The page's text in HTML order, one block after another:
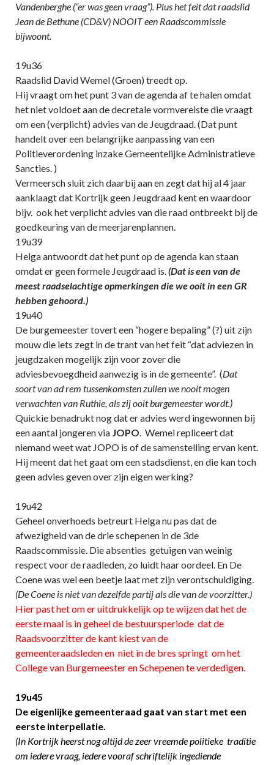
Vandenberghe (“er was geen vraag”). Plus het feit dat raadslid
Jean de Bethune (CD&V) NOOIT een Raadscommissie
bijwoont.
19u36
Raadslid David Wemel (Groen) treedt op.
Hij vraagt om het punt 3 van de agenda af te halen omdat
het niet voldoet aan de decretale vormvereiste die vraagt
om een (verplicht) advies van de Jeugdraad. (Dat punt
handelt over een belangrijke aanpassing van een
Politieverordening inzake Gemeentelijke Administratieve
Sancties. )
Vermeersch sluit zich daarbij aan en zegt dat hij al 4 jaar
aanklaagt dat Kortrijk geen Jeugdraad kent en waardoor
bijv. ook het verplicht advies van die raad ontbreekt bij de
goedkeuring van de meerjarenplannen.
19u39
Helga antwoordt dat het punt op de agenda kan staan
omdat er geen formele Jeugdraad is.(Dat is een van de
meest raadselachtige opmerkingen die we ooit in een GR
hebben gehoord.)
19u40
De burgemeester tovert een “hogere bepaling” (?) uit zijn
mouw die iets zegt in de trant van het feit “dat adviezen in
jeugdzaken mogelijk zijn voor zover die
adviesbevoegdheid aanwezig is in de gemeente”. (Dat
soort van ad rem tussenkomsten zullen we nooit mogen
verwachten van Ruthie, als zij ooit burgemeester wordt.)
Quickie benadrukt nog dat er advies werd ingewonnen bij
een aantal jongeren via JOPO. Wemel repliceert dat
niemand weet wat JOPO is of de samenstelling ervan kent.
Hij meent dat het gaat om een stadsdienst, en die kan toch
geen advies geven over zijn eigen werking?
19u42
Geheel onverhoeds betreurt Helga nu pas dat de
afwezigheid van de drie schepenen in de 3de
Raadscommissie. Die absenties getuigen van weinig
respect voor de raadleden, zo luidt haar oordeel. En De
Coene was wel een beetje laat met zijn verontschuldiging.
(De Coene is niet van dezelfde partij als die van de voorzitter.)
Hier past het om er uitdrukkelijk op te wijzen dat het de
eerste maal is in geheel de bestuursperiode dat de
Raadsvoorzitter de kant kiest van de
gemeenteraadsleden en niet in de bres springt om het
College van Burgemeester en Schepenen te verdedigen.
19u45
De eigenlijke gemeenteraad gaat van start met een
eerste interpellatie.
(In Kortrijk heerst nog altijd de zeer vreemde politieke traditie
om iedere vraag, iedere vooraf schriftelijk ingediende